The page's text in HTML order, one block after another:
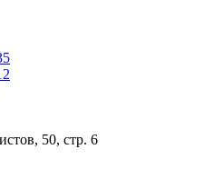
50, стр. 6